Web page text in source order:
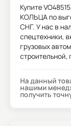
Купите
КОЛЬЦА по
СНГ. У нас в
спецтехники,
грузовых
строительной,
На данный
нашими
получить